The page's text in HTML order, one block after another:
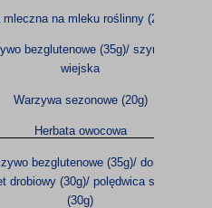
mleczna na mleku roślinny (200ml)
bezglutenowe (35g)/ szyneczka
wiejska
Warzywa sezonowe (20g)
Herbata owocowa
bezglutenowe (35g)/ domowy
drobiowy (30g)/ polędwica sopocka
(30g)